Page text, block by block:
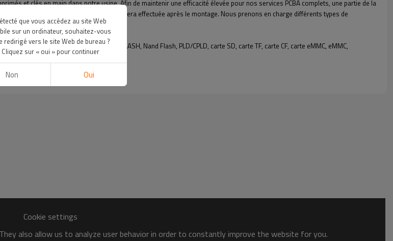
et clés en main dans notre usine. Afin de maintenir une efficacité élevée pour nos services PCBA complets, une partie de la
et une partie de la programmation IC sera effectuée après le montage. Nous prenons en charge différents types de
CSP, SOT et DFN.
: MCU/MPU, EPROM, EEPROM, FLASH, Nand Flash, PLD/CPLD, carte SD, carte TF, carte CF, carte eMMC, eMMC,
Extended Tektronix et POF.
Cookie settings
also allow us to analyze user behavior in order to constantly improve the website for you.
que vous accédez au site Web
sur un ordinateur, souhaitez-vous
redirigé vers le site Web de bureau ?
Cliquez sur « oui » pour continuer
Non Oui